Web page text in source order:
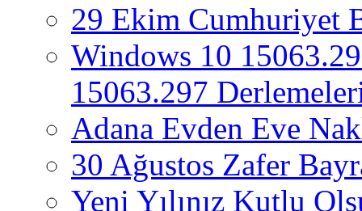
29 Ekim Cumhuriyet
Windows 10
15063.297
Adana Evden Eve
30 Ağustos Zafer
Yeni Yılınız Kutlu